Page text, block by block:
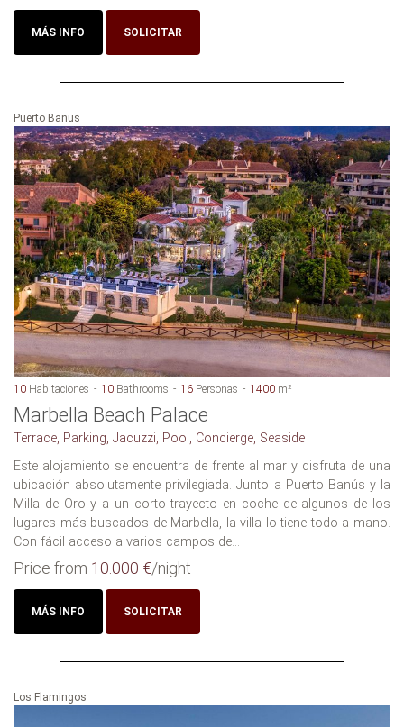
MÁS INFO SOLICITAR
Puerto Banus
10 Habitaciones 10 Bathrooms 16 Personas 1400 m²
Marbella Beach Palace
Terrace, Parking, Jacuzzi, Pool, Concierge, Seaside
Este alojamiento se encuentra de frente al mar y disfruta de una
ubicación absolutamente privilegiada. Junto a Puerto Banús y la
Milla de Oro y a un corto trayecto en coche de algunos de los
lugares más buscados de Marbella, la villa lo tiene todo a mano.
Con fácil acceso a varios campos de...
Price from 10.000 €/night
MÁS INFO SOLICITAR
Los Flamingos